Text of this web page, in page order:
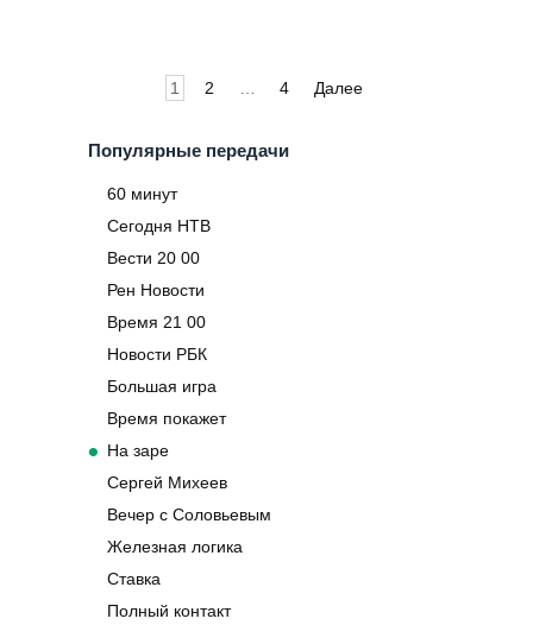
1 2 4 Далее
Популярные передачи
60 минут
Сегодня НТВ
Вести 20 00
Рен Новости
Время 21 00
Новости РБК
Большая игра
Время покажет
На заре
Сергей Михеев
Вечер с Соловьевым
Железная логика
Ставка
Полный контакт